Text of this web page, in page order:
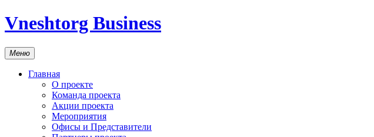
Vneshtorg Business
Меню
Главная
О проекте
Команда проекта
Акции проекта
Мероприятия
Офисы и Представители